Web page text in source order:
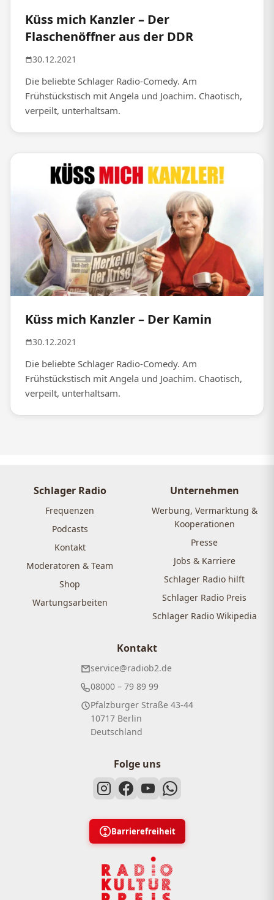
Küss mich Kanzler – Der
Flaschenöffner aus der DDR
30.12.2021
Die beliebte Schlager Radio-Comedy. Am
Frühstückstisch mit Angela und Joachim. Chaotisch,
verpeilt, unterhaltsam.
Küss mich Kanzler – Der Kamin
30.12.2021
Die beliebte Schlager Radio-Comedy. Am
Frühstückstisch mit Angela und Joachim. Chaotisch,
verpeilt, unterhaltsam.
Schlager Radio
Frequenzen
Podcasts
Kontakt
Moderatoren & Team
Shop
Wartungsarbeiten
Unternehmen
Werbung, Vermarktung &
Kooperationen
Presse
Jobs & Karriere
Schlager Radio hilft
Schlager Radio Preis
Schlager Radio Wikipedia
Kontakt
service@radiob2.de
08000 – 79 89 99
Pfalzburger Straße 43-44
10717 Berlin
Deutschland
Folge uns
Barrierefreiheit